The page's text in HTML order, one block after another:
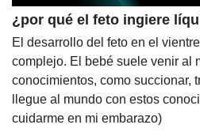
¿por qué el feto ingiere
El desarrollo del feto en el
complejo. El bebé suele venir al
conocimientos, como succionar,
llegue al mundo con estos
cuidarme en mi embarazo)